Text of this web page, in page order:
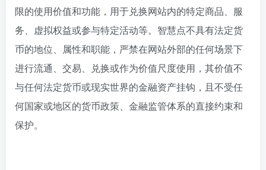
限的使用价值和功能，用于兑换网站内的特定商品、服
务、虚拟权益或参与特定活动等。智慧点不具有法定货
币的地位、属性和职能，严禁在网站外部的任何场景下
进行流通、交易、兑换或作为价值尺度使用，其价值不
与任何法定货币或现实世界的金融资产挂钩，且不受任
何国家或地区的货币政策、金融监管体系的直接约束和
保护。